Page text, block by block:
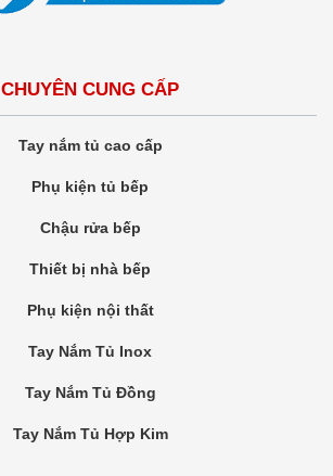
CHUYÊN CUNG CẤP
Tay nắm tủ cao cấp
Phụ kiện tủ bếp
Chậu rửa bếp
Thiết bị nhà bếp
Phụ kiện nội thất
Tay Nắm Tủ Inox
Tay Nắm Tủ Đồng
Tay Nắm Tủ Hợp Kim